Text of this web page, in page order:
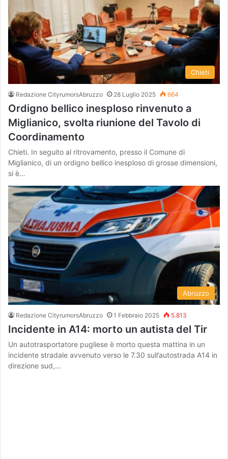
Chieti
Redazione CityrumorsAbruzzo 28 Luglio 2025 664
Ordigno bellico inesploso rinvenuto a
Miglianico, svolta riunione del Tavolo di
Coordinamento
Chieti. In seguito al ritrovamento, presso il Comune di
Miglianico, di un ordigno bellico inesploso di grosse dimensioni,
si è…
Abruzzo
Redazione CityrumorsAbruzzo 1 Febbraio 2025 5.813
Incidente in A14: morto un autista del Tir
Un autotrasportatore pugliese è morto questa mattina in un
incidente stradale avvenuto verso le 7.30 sull’autostrada A14 in
direzione sud,…